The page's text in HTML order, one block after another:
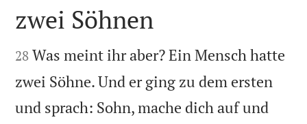

zwei Söhnen

28 Was meint ihr aber? Ein Mensch hatte
zwei Söhne. Und er ging zu dem ersten
und sprach: Sohn, mache dich auf und